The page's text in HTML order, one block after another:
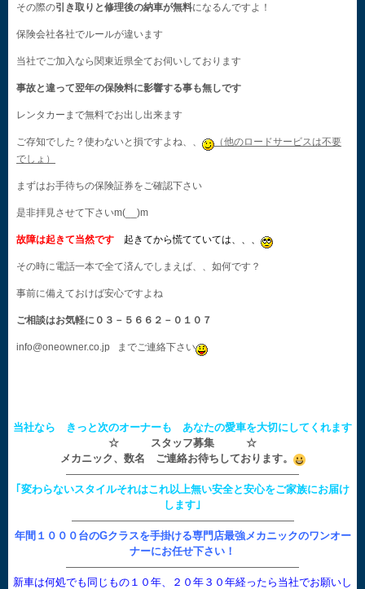
その際の引き取りと修理後の納車が無料になるんですよ！
保険会社各社でルールが違います
当社でご加入なら関東近県全てお伺いしております
事故と違って翌年の保険料に影響する事も無しです
レンタカーまで無料でお出し出来ます
ご存知でした？使わないと損ですよね、、
（他のロードサービスは不要
でしょ）
まずはお手待ちの保険証券をご確認下さい
是非拝見させて下さいm(__)m
故障は起きて当然です 起きてから慌てていては、、、
その時に電話一本で全て済んでしまえば、、如何です？
事前に備えておけば安心ですよね
ご相談はお気軽に０３－５６６２－０１０７
info@oneowner.co.jp までご連絡下さい
当社なら きっと次のオーナーも あなたの愛車を大切にしてくれます
☆ スタッフ募集 ☆
メカニック、数名 ご連絡お待ちしております。
——————————————————————
｢変わらないスタイルそれはこれ以上無い安全と安心をご家族にお届け
します｣
—————————————————————
年間１０００台のGクラスを手掛ける専門店最強メカニックのワンオー
ナーにお任せ下さい！
——————————————————————
新車は何処でも同じもの１０年、２０年３０年経ったら当社でお願いし